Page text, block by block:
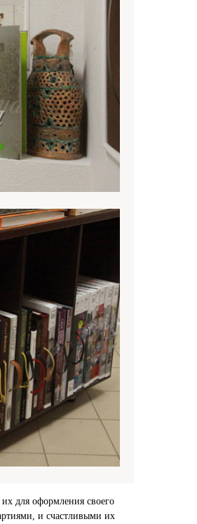
для оформления своего
и счастливыми их